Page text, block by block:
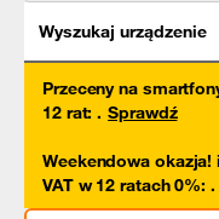
Wyszukaj urządzenie
Przeceny na
12 rat: . Sprawdź
Weekendowa okazja!
VAT w 12 ratach 0%: .